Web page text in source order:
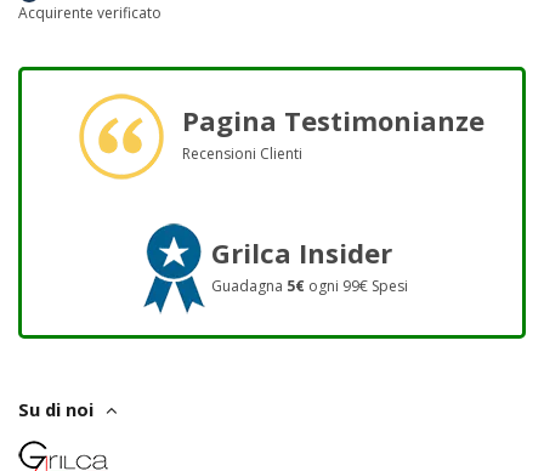
Acquirente verificato
Pagina Testimonianze
Recensioni Clienti
Grilca Insider
Guadagna 5€ ogni 99€ Spesi
Su di noi